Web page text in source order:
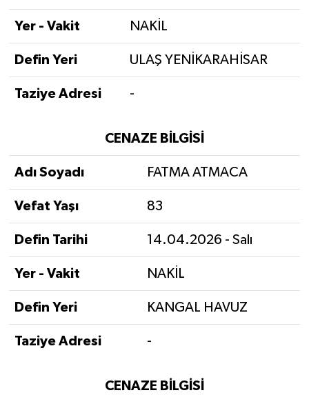
Yer - Vakit NAKİL
Defin Yeri ULAŞ YENİKARAHİSAR
Taziye Adresi -
CENAZE BİLGİSİ
Adı Soyadı FATMA ATMACA
Vefat Yaşı 83
Defin Tarihi 14.04.2026 - Salı
Yer - Vakit NAKİL
Defin Yeri KANGAL HAVUZ
Taziye Adresi -
CENAZE BİLGİSİ